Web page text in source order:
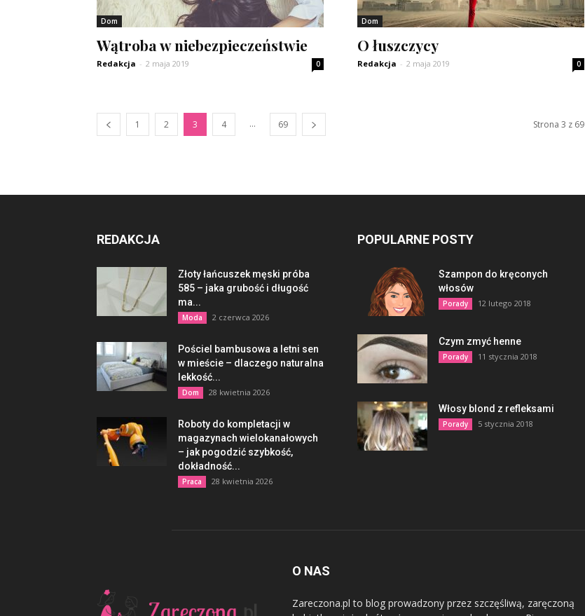
Dom
Wątroba w niebezpieczeństwie
Redakcja - 2 maja 2019 0
Dom
O łuszczycy
Redakcja - 2 maja 2019 0
1 2 3 4 ... 69 Strona 3 z 69
REDAKCJA
Złoty łańcuszek męski próba
585 – jaka grubość i długość
ma...
Moda 2 czerwca 2026
Pościel bambusowa a letni sen
w mieście – dlaczego naturalna
lekkość...
Dom 28 kwietnia 2026
Roboty do kompletacji w
magazynach wielokanałowych
– jak pogodzić szybkość,
dokładność...
Praca 28 kwietnia 2026
POPULARNE POSTY
Szampon do kręconych
włosów
Porady 12 lutego 2018
Czym zmyć henne
Porady 11 stycznia 2018
Włosy blond z refleksami
Porady 5 stycznia 2018
O NAS
Zareczona.pl to blog prowadzony przez szczęśliwą, zaręczoną